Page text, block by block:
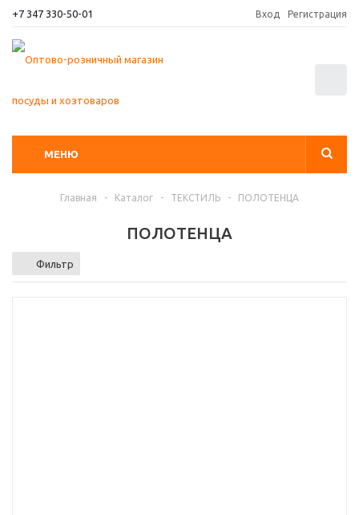
+7 347 330-50-01 Вход Регистрация
МЕНЮ
Главная - Каталог - ТЕКСТИЛЬ - ПОЛОТЕНЦА
ПОЛОТЕНЦА
Фильтр